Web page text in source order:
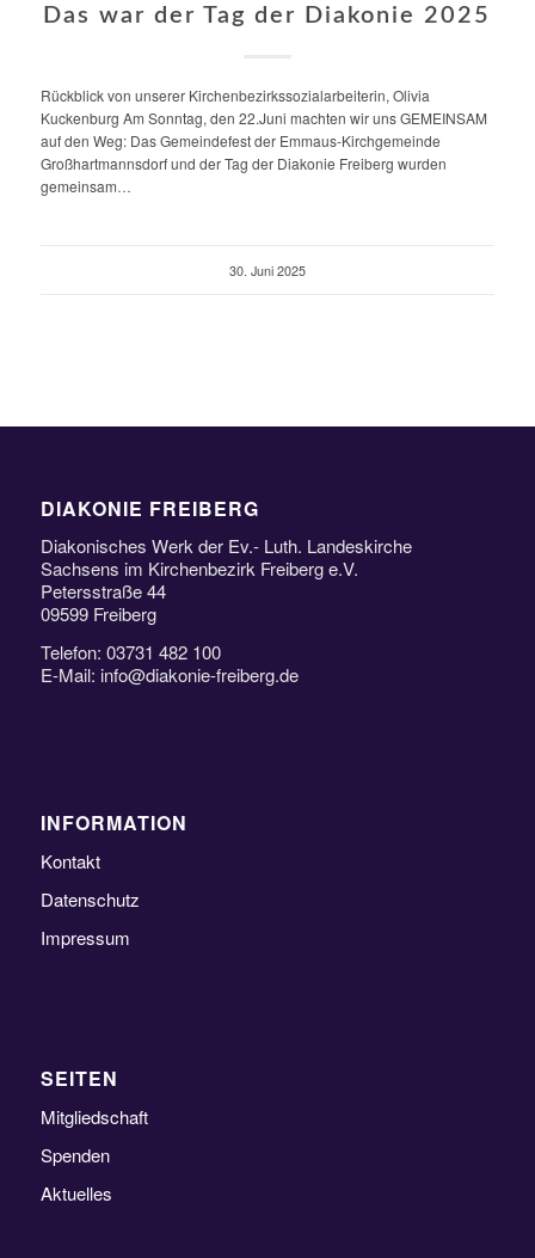
Das war der Tag der Diakonie 2025
Rückblick von unserer Kirchenbezirkssozialarbeiterin, Olivia
Kuckenburg Am Sonntag, den 22.Juni machten wir uns GEMEINSAM
auf den Weg: Das Gemeindefest der Emmaus-Kirchgemeinde
Großhartmannsdorf und der Tag der Diakonie Freiberg wurden
gemeinsam…
30. Juni 2025
DIAKONIE FREIBERG
Diakonisches Werk der Ev.- Luth. Landeskirche
Sachsens im Kirchenbezirk Freiberg e.V.
Petersstraße 44
09599 Freiberg
Telefon: 03731 482 100
E-Mail: info@diakonie-freiberg.de
INFORMATION
Kontakt
Datenschutz
Impressum
SEITEN
Mitgliedschaft
Spenden
Aktuelles